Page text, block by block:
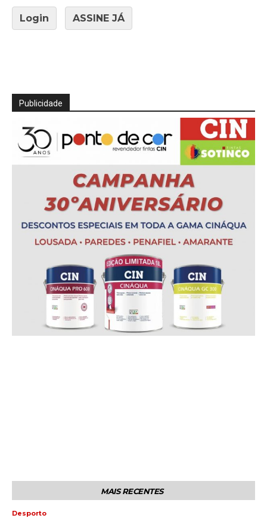
Login ASSINE JÁ
Publicidade
MAIS RECENTES
Desporto